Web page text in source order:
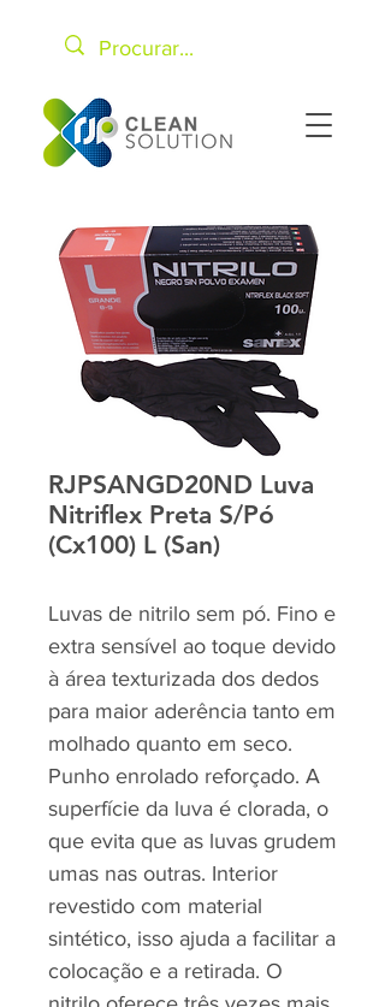
RJPSANGD20ND Luva
Nitriflex Preta S/Pó
(Cx100) L (San)
Luvas de nitrilo sem pó. Fino e
extra sensível ao toque devido
à área texturizada dos dedos
para maior aderência tanto em
molhado quanto em seco.
Punho enrolado reforçado. A
superfície da luva é clorada, o
que evita que as luvas grudem
umas nas outras. Interior
revestido com material
sintético, isso ajuda a facilitar a
colocação e a retirada. O